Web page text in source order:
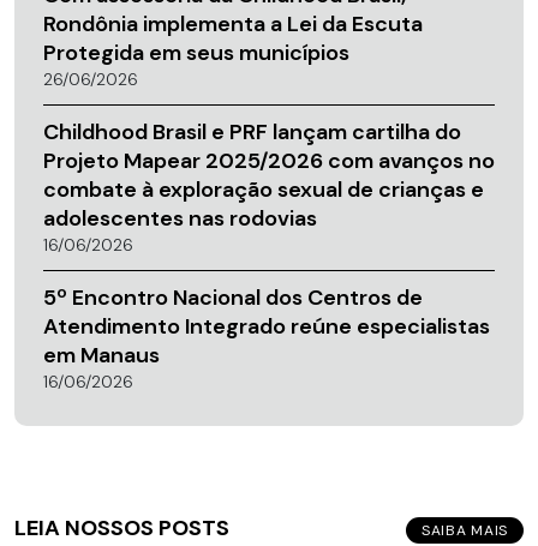
Rondônia implementa a Lei da Escuta
Protegida em seus municípios
26/06/2026
Childhood Brasil e PRF lançam cartilha do
Projeto Mapear 2025/2026 com avanços no
combate à exploração sexual de crianças e
adolescentes nas rodovias
16/06/2026
5º Encontro Nacional dos Centros de
Atendimento Integrado reúne especialistas
em Manaus
16/06/2026
LEIA NOSSOS POSTS SAIBA MAIS